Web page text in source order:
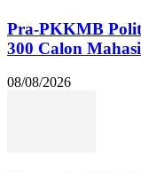
Pra-PKKMB
300 Calon
08/08/2026